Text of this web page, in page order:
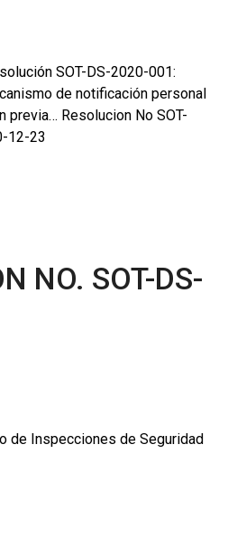
SOT-DS-2020-001:
de notificación personal
previa… Resolucion No SOT-
12-23
NO. SOT-DS-
de Inspecciones de Seguridad